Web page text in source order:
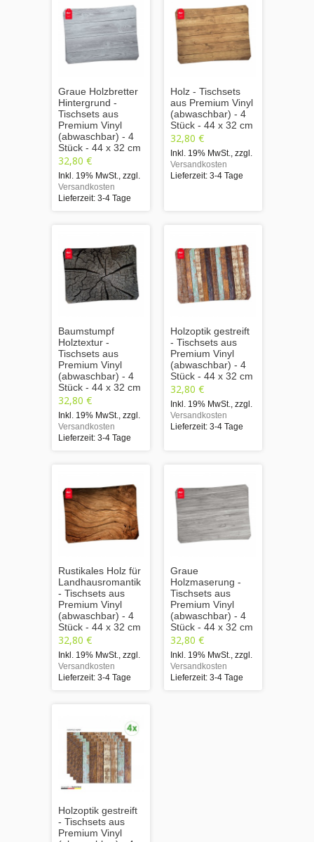
Graue Holzbretter
Hintergrund -
Tischsets aus
Premium Vinyl
(abwaschbar) - 4
Stück - 44 x 32 cm
32,80 €
Inkl. 19% MwSt. zzgl.
Versandkosten
Lieferzeit: 3-4 Tage
Holz - Tischsets
aus Premium Vinyl
(abwaschbar) - 4
Stück - 44 x 32 cm
32,80 €
Inkl. 19% MwSt. zzgl.
Versandkosten
Lieferzeit: 3-4 Tage
Baumstumpf
Holztextur -
Tischsets aus
Premium Vinyl
(abwaschbar) - 4
Stück - 44 x 32 cm
32,80 €
Inkl. 19% MwSt. zzgl.
Versandkosten
Lieferzeit: 3-4 Tage
Holzoptik gestreift
- Tischsets aus
Premium Vinyl
(abwaschbar) - 4
Stück - 44 x 32 cm
32,80 €
Inkl. 19% MwSt. zzgl.
Versandkosten
Lieferzeit: 3-4 Tage
Rustikales Holz für
Landhausromantik
- Tischsets aus
Premium Vinyl
(abwaschbar) - 4
Stück - 44 x 32 cm
32,80 €
Inkl. 19% MwSt. zzgl.
Versandkosten
Lieferzeit: 3-4 Tage
Graue
Holzmaserung -
Tischsets aus
Premium Vinyl
(abwaschbar) - 4
Stück - 44 x 32 cm
32,80 €
Inkl. 19% MwSt. zzgl.
Versandkosten
Lieferzeit: 3-4 Tage
Holzoptik gestreift
- Tischsets aus
Premium Vinyl